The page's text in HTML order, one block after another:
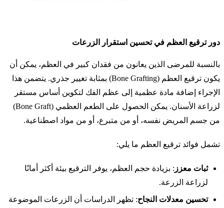
دور ترقيع العظم في تحسين استقرار الزرعات
بالنسبة للمرضى الذين يعانون من فقدان كبير في العظم، يمكن أن
يكون ترقيع العظم (Bone Grafting) بمثابة تغيير جذري. يتضمن هذا
الإجراء إضافة مادة عظمية إلى عظم الفك لتكوين أساس مستقر
لزراعة الأسنان. يمكن الحصول على الطعم العظمي (Bone Graft)
من جسم المريض نفسه، أو من متبرع، أو من مواد اصطناعية.
تشمل فوائد ترقيع العظم ما يلي:
ثبات معزز : بزيادة حجم العظم، يوفر الترقيع بيئة أكثر أمانًا
لزراعة الزرعة.
تحسين معدلات النجاح: تظهر الدراسات أن الزرعات الموضوعة